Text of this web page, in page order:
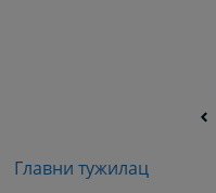
Главни тужилац